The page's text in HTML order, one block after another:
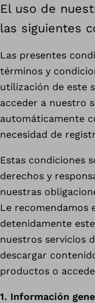
El uso de
las siguientes
Las presentes
términos y
utilización de este
acceder a nuestro
automáticamente
necesidad de
Estas condiciones
derechos y
nuestras
Le recomendamos
detenidamente
nuestros servicios
descargar
productos o
1. Información